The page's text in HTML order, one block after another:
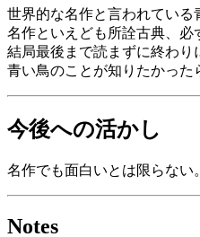
世界的な名作と言われている
名作といえども所詮古典、必
結局最後まで読まずに終わり
青い鳥のことが知りたかった
今後への活かし
名作でも面白いとは限らない。
Notes